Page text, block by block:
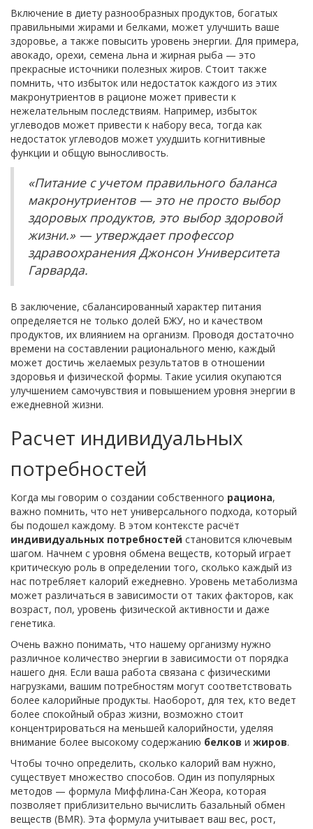
Включение в диету разнообразных продуктов, богатых
правильными жирами и белками, может улучшить ваше
здоровье, а также повысить уровень энергии. Для примера,
авокадо, орехи, семена льна и жирная рыба — это
прекрасные источники полезных жиров. Стоит также
помнить, что избыток или недостаток каждого из этих
макронутриентов в рационе может привести к
нежелательным последствиям. Например, избыток
углеводов может привести к набору веса, тогда как
недостаток углеводов может ухудшить когнитивные
функции и общую выносливость.
«Питание с учетом правильного баланса
макронутриентов — это не просто выбор
здоровых продуктов, это выбор здоровой
жизни.» — утверждает профессор
здравоохранения Джонсон Университета
Гарварда.
В заключение, сбалансированный характер питания
определяется не только долей БЖУ, но и качеством
продуктов, их влиянием на организм. Проводя достаточно
времени на составлении рационального меню, каждый
может достичь желаемых результатов в отношении
здоровья и физической формы. Такие усилия окупаются
улучшением самочувствия и повышением уровня энергии в
ежедневной жизни.
Расчет индивидуальных
потребностей
Когда мы говорим о создании собственного рациона,
важно помнить, что нет универсального подхода, который
бы подошел каждому. В этом контексте расчёт
индивидуальных потребностей становится ключевым
шагом. Начнем с уровня обмена веществ, который играет
критическую роль в определении того, сколько каждый из
нас потребляет калорий ежедневно. Уровень метаболизма
может различаться в зависимости от таких факторов, как
возраст, пол, уровень физической активности и даже
генетика.
Очень важно понимать, что нашему организму нужно
различное количество энергии в зависимости от порядка
нашего дня. Если ваша работа связана с физическими
нагрузками, вашим потребностям могут соответствовать
более калорийные продукты. Наоборот, для тех, кто ведет
более спокойный образ жизни, возможно стоит
концентрироваться на меньшей калорийности, уделяя
внимание более высокому содержанию белков и жиров.
Чтобы точно определить, сколько калорий вам нужно,
существует множество способов. Один из популярных
методов — формула Миффлина-Сан Жеора, которая
позволяет приблизительно вычислить базальный обмен
веществ (BMR). Эта формула учитывает ваш вес, рост,